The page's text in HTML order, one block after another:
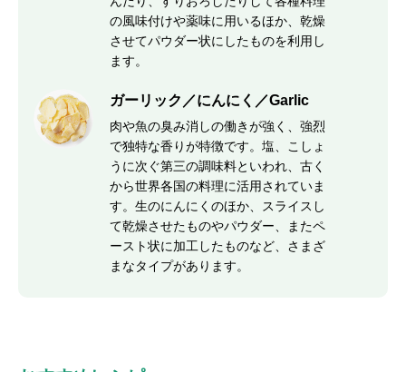
の風味付けや薬味に用いるほか、乾燥
させてパウダー状にしたものを利用し
ます。
ガーリック／にんにく／Garlic
肉や魚の臭み消しの働きが強く、強烈
で独特な香りが特徴です。塩、こしょ
うに次ぐ第三の調味料といわれ、古く
から世界各国の料理に活用されていま
す。生のにんにくのほか、スライスし
て乾燥させたものやパウダー、またペ
ースト状に加工したものなど、さまざ
まなタイプがあります。